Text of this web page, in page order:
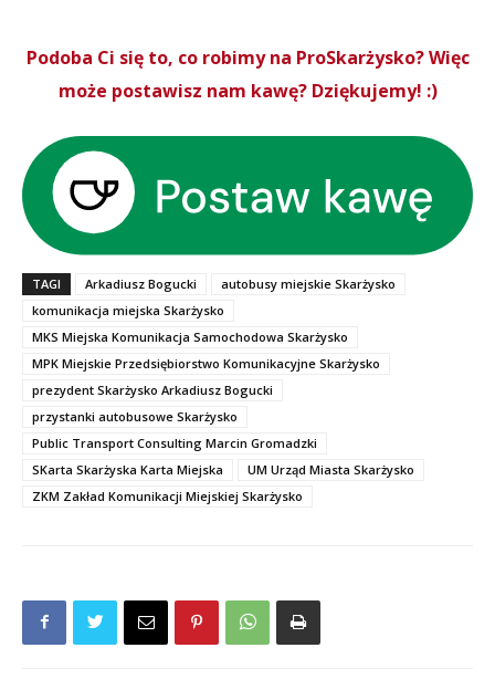
Podoba Ci się to, co robimy na ProSkarżysko? Więc
może postawisz nam kawę? Dziękujemy! :)
TAGI Arkadiusz Bogucki
autobusy miejskie Skarżysko
komunikacja miejska Skarżysko
MKS Miejska Komunikacja Samochodowa Skarżysko
MPK Miejskie Przedsiębiorstwo Komunikacyjne Skarżysko
prezydent Skarżysko Arkadiusz Bogucki
przystanki autobusowe Skarżysko
Public Transport Consulting Marcin Gromadzki
SKarta Skarżyska Karta Miejska
UM Urząd Miasta Skarżysko
ZKM Zakład Komunikacji Miejskiej Skarżysko